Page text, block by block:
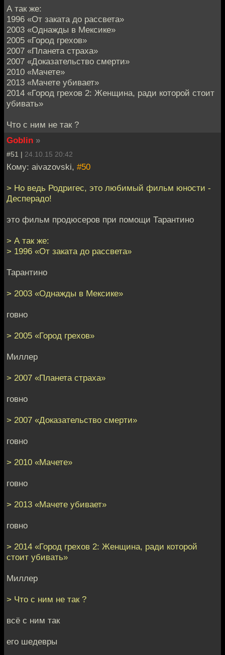
А так же:
1996 «От заката до рассвета»
2003 «Однажды в Мексике»
2005 «Город грехов»
2007 «Планета страха»
2007 «Доказательство смерти»
2010 «Мачете»
2013 «Мачете убивает»
2014 «Город грехов 2: Женщина, ради которой стоит
убивать»
Что с ним не так ?
Goblin »
#51 | 24.10.15 20:42
Кому: aivazovski, #50
> Но ведь Родригес, это любимый фильм юности -
Десперадо!
это фильм продюсеров при помощи Тарантино
> А так же:
> 1996 «От заката до рассвета»
Тарантино
> 2003 «Однажды в Мексике»
говно
> 2005 «Город грехов»
Миллер
> 2007 «Планета страха»
говно
> 2007 «Доказательство смерти»
говно
> 2010 «Мачете»
говно
> 2013 «Мачете убивает»
говно
> 2014 «Город грехов 2: Женщина, ради которой
стоит убивать»
Миллер
> Что с ним не так ?
всё с ним так
его шедевры